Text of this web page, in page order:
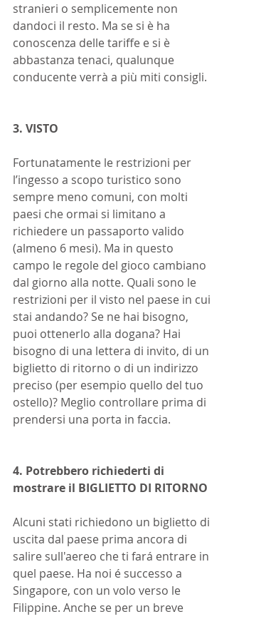
stranieri o semplicemente non
dandoci il resto. Ma se si è ha
conoscenza delle tariffe e si è
abbastanza tenaci, qualunque
conducente verrà a più miti consigli.
3. VISTO
Fortunatamente le restrizioni per
l’ingesso a scopo turistico sono
sempre meno comuni, con molti
paesi che ormai si limitano a
richiedere un passaporto valido
(almeno 6 mesi). Ma in questo
campo le regole del gioco cambiano
dal giorno alla notte. Quali sono le
restrizioni per il visto nel paese in cui
stai andando? Se ne hai bisogno,
puoi ottenerlo alla dogana? Hai
bisogno di una lettera di invito, di un
biglietto di ritorno o di un indirizzo
preciso (per esempio quello del tuo
ostello)? Meglio controllare prima di
prendersi una porta in faccia.
4. Potrebbero richiederti di
mostrare il BIGLIETTO DI RITORNO
Alcuni stati richiedono un biglietto di
uscita dal paese prima ancora di
salire sull'aereo che ti fará entrare in
quel paese. Ha noi é successo a
Singapore, con un volo verso le
Filippine. Anche se per un breve